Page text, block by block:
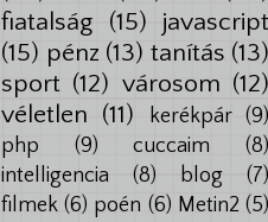
fiatalság
(15)
javascript
(15) pénz (13) tanítás (13)
sport (12) városom (12)
véletlen (11) kerékpár (9)
php
(9) cuccaim
(8)
intelligencia
(8) blog
(7)
filmek (6) poén (6) Metin2 (5)